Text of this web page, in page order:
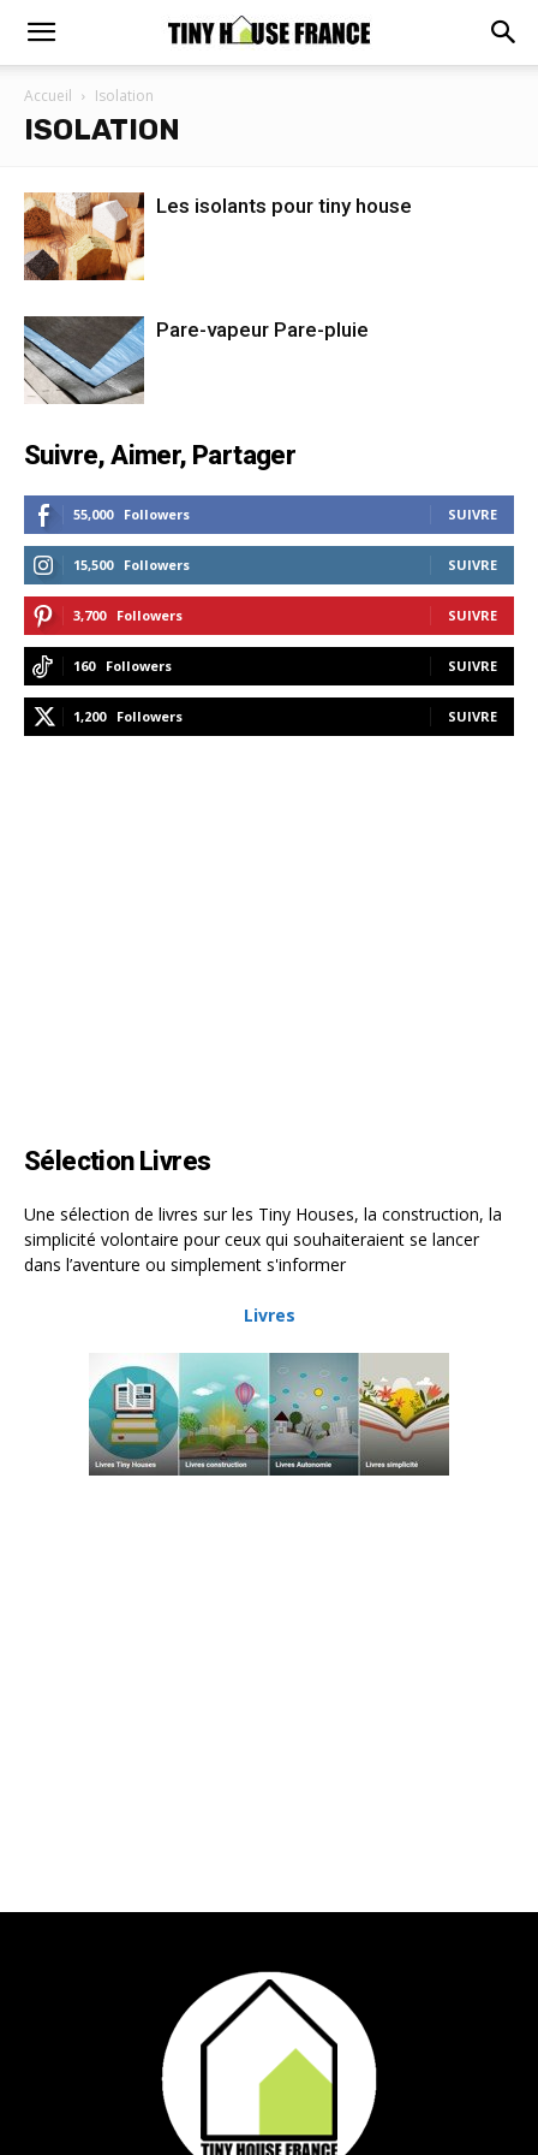
Accueil Isolation
ISOLATION
Les isolants pour tiny house
Pare-vapeur Pare-pluie
Suivre, Aimer, Partager
55,000 Followers SUIVRE
15,500 Followers SUIVRE
3,700 Followers SUIVRE
160 Followers SUIVRE
1,200 Followers SUIVRE
Sélection Livres
Une sélection de livres sur les Tiny Houses, la construction, la
simplicité volontaire pour ceux qui souhaiteraient se lancer
dans l’aventure ou simplement s'informer
Livres